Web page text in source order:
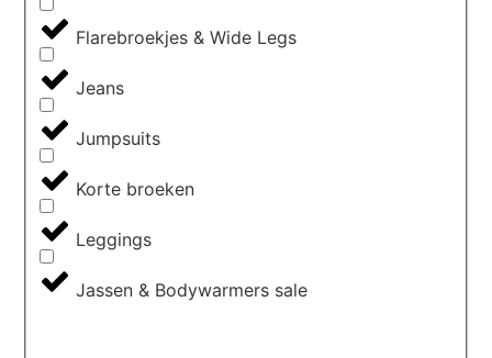
Flarebroekjes & Wide Legs
Jeans
Jumpsuits
Korte broeken
Leggings
Jassen & Bodywarmers sale